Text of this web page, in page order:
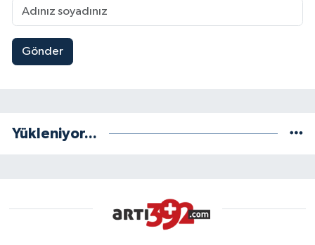
Gönder
Yükleniyor...